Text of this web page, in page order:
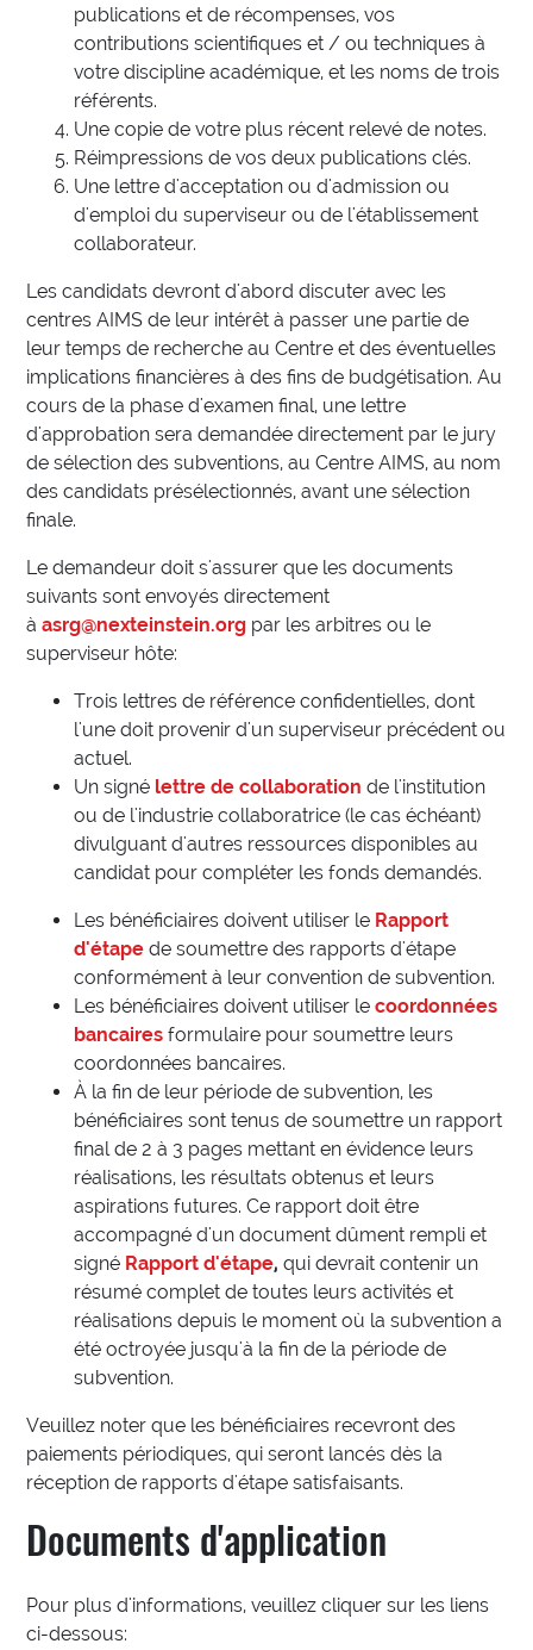
publications et de récompenses, vos
contributions scientifiques et / ou techniques à
votre discipline académique, et les noms de trois
référents.
Une copie de votre plus récent relevé de notes.
Réimpressions de vos deux publications clés.
Une lettre d'acceptation ou d'admission ou
d'emploi du superviseur ou de l'établissement
collaborateur.
Les candidats devront d'abord discuter avec les
centres AIMS de leur intérêt à passer une partie de
leur temps de recherche au Centre et des éventuelles
implications financières à des fins de budgétisation. Au
cours de la phase d'examen final, une lettre
d'approbation sera demandée directement par le jury
de sélection des subventions, au Centre AIMS, au nom
des candidats présélectionnés, avant une sélection
finale.
Le demandeur doit s'assurer que les documents
suivants sont envoyés directement
àasrg@nexteinstein.org par les arbitres ou le
superviseur hôte:
Trois lettres de référence confidentielles, dont
l'une doit provenir d'un superviseur précédent ou
actuel.
Un signé lettre de collaboration de l'institution
ou de l'industrie collaboratrice (le cas échéant)
divulguant d'autres ressources disponibles au
candidat pour compléter les fonds demandés.
Les bénéficiaires doivent utiliser le Rapport
d'étape de soumettre des rapports d'étape
conformément à leur convention de subvention.
Les bénéficiaires doivent utiliser lecoordonnées
bancaires formulaire pour soumettre leurs
coordonnées bancaires.
À la fin de leur période de subvention, les
bénéficiaires sont tenus de soumettre un rapport
final de 2 à 3 pages mettant en évidence leurs
réalisations, les résultats obtenus et leurs
aspirations futures. Ce rapport doit être
accompagné d'un document dûment rempli et
signé Rapport d'étape,qui devrait contenir un
résumé complet de toutes leurs activités et
réalisations depuis le moment où la subvention a
été octroyée jusqu'à la fin de la période de
subvention.
Veuillez noter que les bénéficiaires recevront des
paiements périodiques, qui seront lancés dès la
réception de rapports d'étape satisfaisants.
Documents d'application
Pour plus d'informations, veuillez cliquer sur les liens
ci-dessous: